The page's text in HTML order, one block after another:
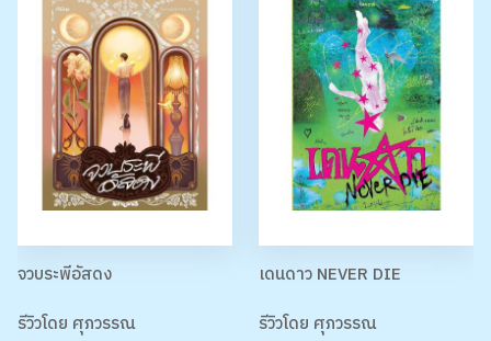
จวบระพีอัสดง
รีวิวโดย ศุภวรรณ
เดนดาว NEVER DIE
รีวิวโดย ศุภวรรณ